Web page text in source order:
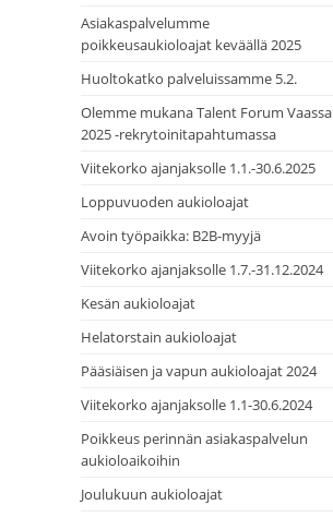
Asiakaspalvelumme
poikkeusaukioloajat keväällä 2025
Huoltokatko palveluissamme 5.2.
Olemme mukana Talent Forum Vaassa
2025 -rekrytoinitapahtumassa
Viitekorko ajanjaksolle 1.1.-30.6.2025
Loppuvuoden aukioloajat
Avoin työpaikka: B2B-myyjä
Viitekorko ajanjaksolle 1.7.-31.12.2024
Kesän aukioloajat
Helatorstain aukioloajat
Pääsiäisen ja vapun aukioloajat 2024
Viitekorko ajanjaksolle 1.1-30.6.2024
Poikkeus perinnän asiakaspalvelun
aukioloaikoihin
Joulukuun aukioloajat